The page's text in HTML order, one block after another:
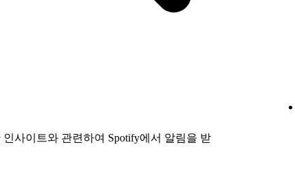
사이트와 관련하여 Spotify에서 알림을 받